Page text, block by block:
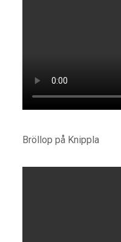
Bröllop på Knippla